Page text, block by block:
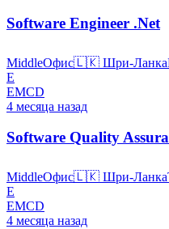
Software Engineer .Net
MiddleОфис🇱🇰 Шри-Ланка
E
EMCD
4 месяца назад
Software Quality
MiddleОфис🇱🇰 Шри-Ланка
E
EMCD
4 месяца назад